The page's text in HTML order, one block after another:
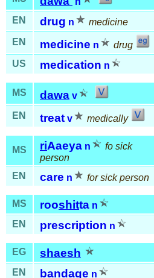
EN drug n
medicine
EN
medicine n
drug
US
medication n
MS dawa v
EN treat v medically
MS riAaeya n
fo sick
person
EN care n for sick person
MS rooshitta n
EN prescription n
EG shaesh
EN bandage n